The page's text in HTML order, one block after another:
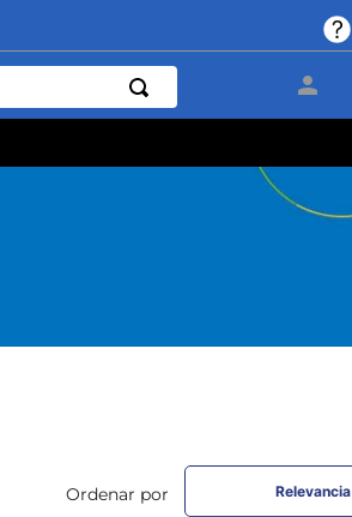
Ordenar por Relevancia